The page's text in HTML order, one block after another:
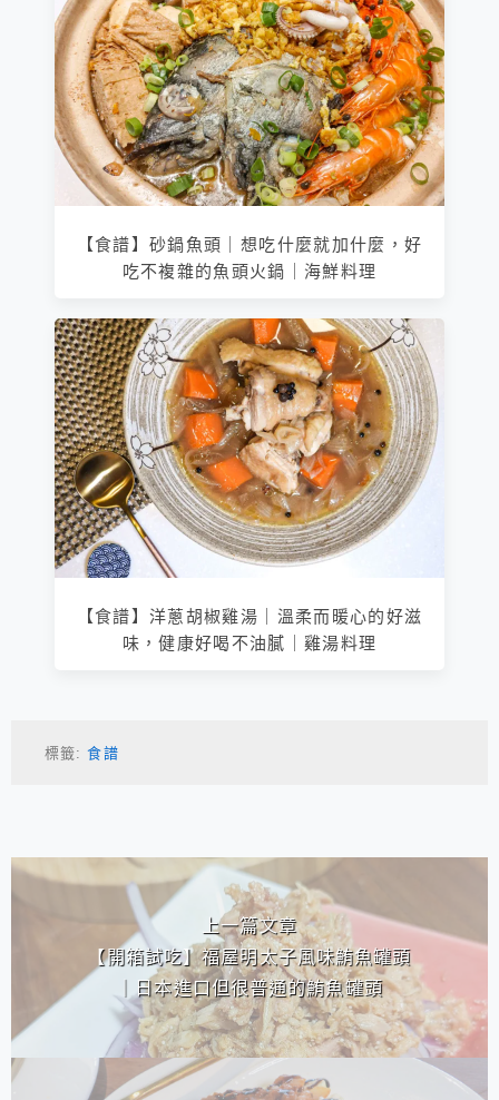
【食譜】砂鍋魚頭｜想吃什麼就加什麼，好
吃不複雜的魚頭火鍋｜海鮮料理
【食譜】洋蔥胡椒雞湯｜溫柔而暖心的好滋
味，健康好喝不油膩｜雞湯料理
標籤:食譜
相連文章
上一篇文章
【開箱試吃】福屋明太子風味鮪魚罐頭
｜日本進口但很普通的鮪魚罐頭